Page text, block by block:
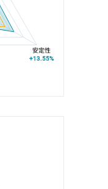
安定性
+13.55%